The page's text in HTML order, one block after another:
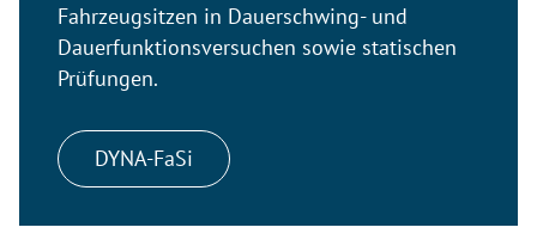
Fahrzeugsitzen in Dauerschwing- und
Dauerfunktionsversuchen sowie statischen
Prüfungen.
DYNA-FaSi